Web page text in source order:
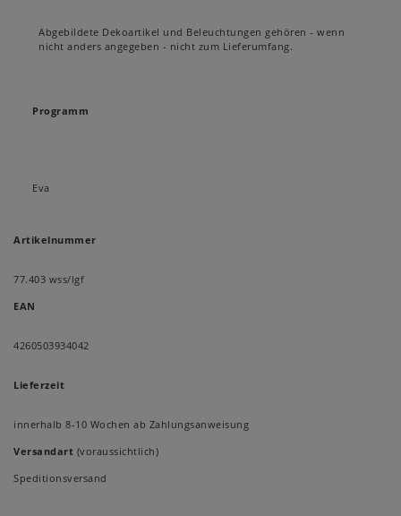
Abgebildete Dekoartikel und Beleuchtungen gehören - wenn
nicht anders angegeben - nicht zum Lieferumfang.
Programm
Eva
Artikelnummer
77.403 wss/lgf
EAN
4260503934042
Lieferzeit
innerhalb 8-10 Wochen ab Zahlungsanweisung
Versandart (voraussichtlich)
Speditionsversand